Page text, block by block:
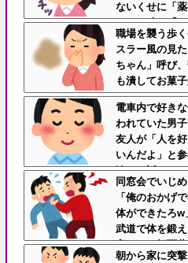
ないくせに「
くない時に「
こい無神経す
職場を襲う歩
スラー風の見
ちゃん」呼び
も潰してお菓
ｗｗ
電車内で好き
われていた男
友人が「人を
いんだよ」と
淡々と話して
ろ
同窓会でいじ
「俺のおかげ
体ができたろ
武道で体を鍛
寄られて顔面
朝から家に突